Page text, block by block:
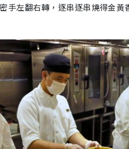
手左翻右轉，逐串逐串燒得金